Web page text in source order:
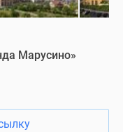
Марусино»